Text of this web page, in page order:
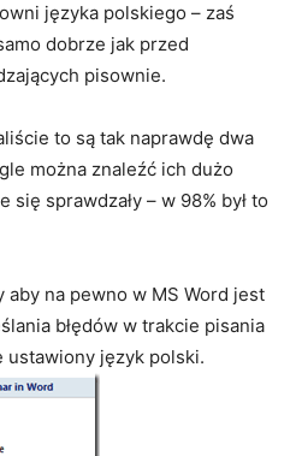
języka polskiego – zaś
dobrze jak przed
pisownie.
to są tak naprawdę dwa
można znaleźć ich dużo
sprawdzały – w 98% był to
aby na pewno w MS Word jest
błędów w trakcie pisania
ustawiony język polski.